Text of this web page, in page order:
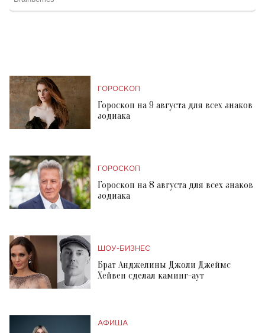
ГОРОСКОП
Гороскоп на 9 августа для всех знаков
зодиака
ГОРОСКОП
Гороскоп на 8 августа для всех знаков
зодиака
ШОУ-БИЗНЕС
Брат Анджелины Джоли Джеймс
Хейвен сделал каминг-аут
АФИША